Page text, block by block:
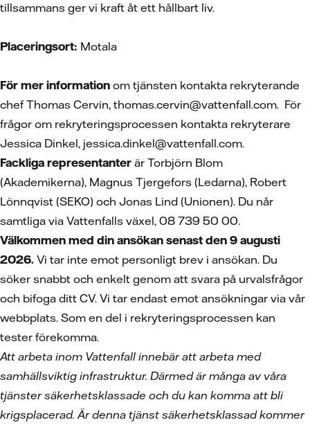
tillsammans ger vi kraft åt ett hållbart liv.
Placeringsort: Motala
För mer information om tjänsten kontakta rekryterande
chef Thomas Cervin, thomas.cervin@vattenfall.com. För
frågor om rekryteringsprocessen kontakta rekryterare
Jessica Dinkel, jessica.dinkel@vattenfall.com.
Fackliga representanter är Torbjörn Blom
(Akademikerna), Magnus Tjergefors (Ledarna), Robert
Lönnqvist (SEKO) och Jonas Lind (Unionen). Du når
samtliga via Vattenfalls växel, 08 739 50 00.
Välkommen med din ansökan senast den 9 augusti
2026. Vi tar inte emot personligt brev i ansökan. Du
söker snabbt och enkelt genom att svara på urvalsfrågor
och bifoga ditt CV. Vi tar endast emot ansökningar via vår
webbplats. Som en del i rekryteringsprocessen kan
tester förekomma.
Att arbeta inom Vattenfall innebär att arbeta med
samhällsviktig infrastruktur. Därmed är många av våra
tjänster säkerhetsklassade och du kan komma att bli
krigsplacerad. Är denna tjänst säkerhetsklassad kommer